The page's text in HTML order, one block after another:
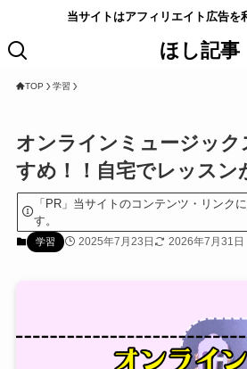
当サイトはアフィリエイト広告を
ほし記事
TOP 学習
オンラインミュージッ
すめ！！自宅でレッスン
「PR」当サイトのコンテンツ・リンク
す。
学習 2025年7月23日 2026年7月31日